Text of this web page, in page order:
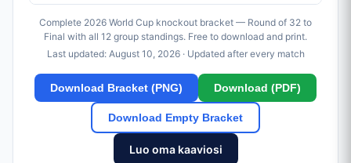
Complete 2026 World Cup knockout bracket — Round of 32 to
Final with all 12 group standings. Free to download and print.
Last updated: August 10, 2026· Updated after every match
Download Bracket (PNG) Download (PDF)
Download Empty Bracket
Luo oma kaaviosi